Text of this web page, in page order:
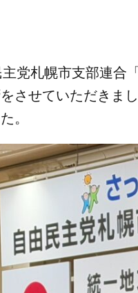
党札幌市支部連合
させていただきま
。